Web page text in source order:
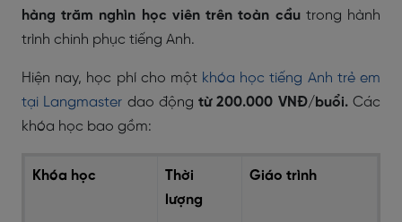
hàng trăm nghìn học viên trên toàn cầutrong hành
trình chinh phục tiếng Anh.
Hiện nay, học phí cho một khóa học tiếng Anh trẻ em
tại Langmaster dao động từ 200.000 VNĐ/buổi.Các
khóa học bao gồm:
Khóa học
Thời
lượng
Giáo trình